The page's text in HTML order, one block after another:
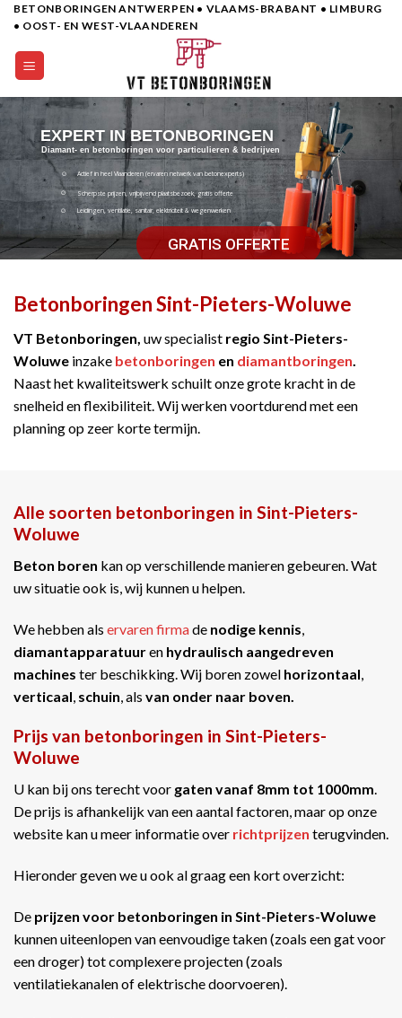
Skip
content
BETONBORINGEN ANTWERPEN • VLAAMS-BRABANT • LIMBURG
• OOST- EN WEST-VLAANDEREN
EXPERT IN BETONBORINGEN
Diamant- en betonboringen voor particulieren & bedrijven
Actief in heel Vlaanderen (ervaren netwerk van betonexperts)
Scherpste prijzen, vrijbijvend plaatsbezoek, gratis offerte
Leidingen, ventilatie, sanitair, elektriciteit & wegenwerken
GRATIS OFFERTE
Betonboringen Sint-Pieters-Woluwe
VT Betonboringen, uw specialist regio Sint-Pieters-
Woluwe inzake betonboringen en diamantboringen.
Naast het kwaliteitswerk schuilt onze grote kracht in de
snelheid en flexibiliteit. Wij werken voortdurend met een
planning op zeer korte termijn.
Alle soorten betonboringen in Sint-Pieters-
Woluwe
Beton boren kan op verschillende manieren gebeuren. Wat
uw situatie ook is, wij kunnen u helpen.
We hebben als ervaren firmade nodige kennis
diamantapparatuuren hydraulisch aangedreven
machines ter beschikking. Wij boren zowel horizontaal
verticaal schuin , als van onder naar boven.
Prijs van betonboringen in Sint-Pieters-
Woluwe
U kan bij ons terecht voor gaten vanaf 8mm tot 1000mm.
De prijs is afhankelijk van een aantal factoren, maar op onze
website kan u meer informatie over richtprijzen terugvinden.
Hieronder geven we u ook al graag een kort overzicht:
De prijzen voor betonboringen in Sint-Pieters-Woluwe
kunnen uiteenlopen van eenvoudige taken (zoals een gat voor
een droger) tot complexere projecten (zoals
ventilatiekanalen of elektrische doorvoeren).